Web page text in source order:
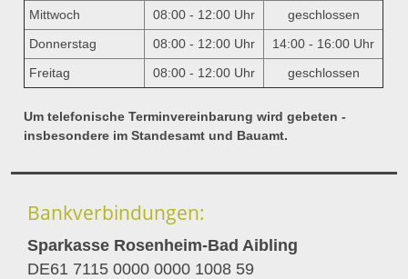
Mittwoch
08:00 - 12:00 Uhr
geschlossen
Donnerstag
08:00 - 12:00 Uhr
14:00 - 16:00 Uhr
Freitag
08:00 - 12:00 Uhr geschlossen
Um telefonische Terminvereinbarung wird gebeten -
insbesondere im Standesamt und Bauamt.
Bankverbindungen:
Sparkasse Rosenheim-Bad Aibling
DE61 7115 0000 0000 1008 59